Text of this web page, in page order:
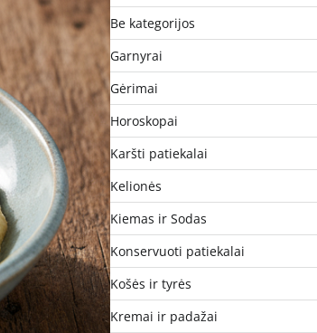
Be kategorijos
Garnyrai
Gėrimai
Horoskopai
Karšti patiekalai
Kelionės
Kiemas ir Sodas
Konservuoti patiekalai
Košės ir tyrės
Kremai ir padažai